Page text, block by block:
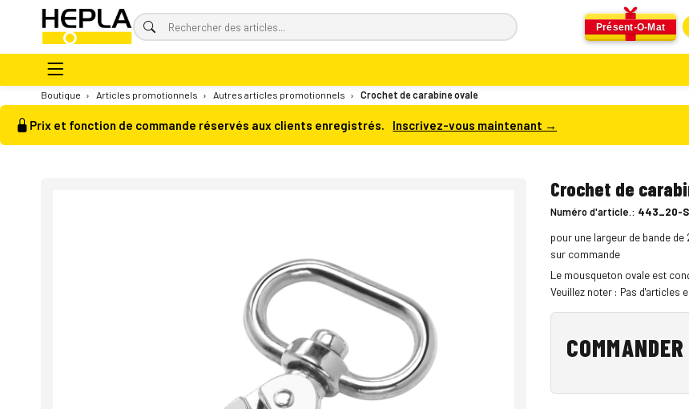
Présent-O-Mat
Boutique › Articles promotionnels › Autres articles promotionnels › Crochet de carabine ovale
Prix et fonction de commande réservés aux clients enregistrés. Inscrivez-vous maintenant →
Crochet de
Numéro d'article.: 443_20-S
pour une largeur de bande
sur commande
Le mousqueton ovale est
Veuillez noter : Pas d'articles
COMMANDER